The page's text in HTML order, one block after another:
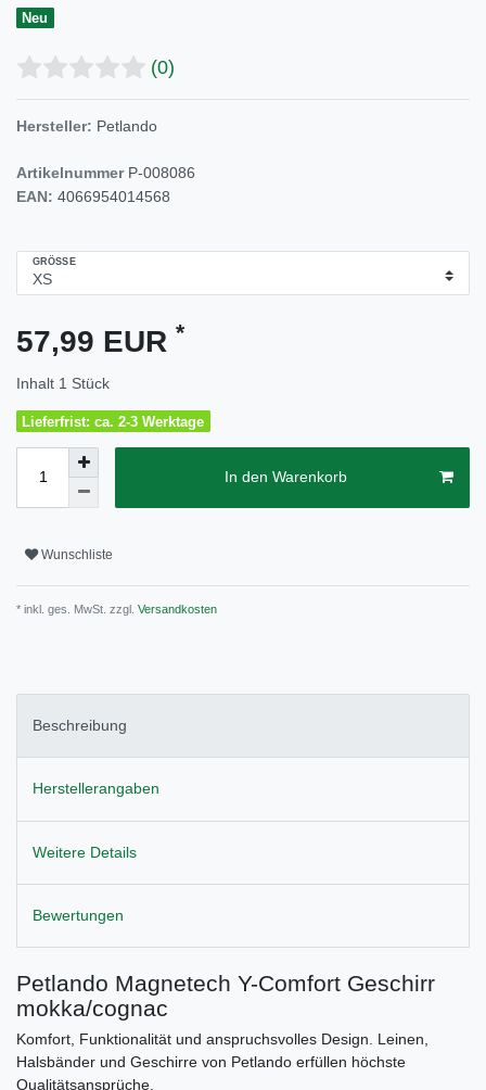
Neu
(0)
Hersteller: Petlando
Artikelnummer P-008086
EAN: 4066954014568
GRÖSSE
57,99 EUR *
Inhalt 1 Stück
Lieferfrist: ca. 2-3 Werktage
In den Warenkorb
Wunschliste
* inkl. ges. MwSt. zzgl. Versandkosten
Beschreibung
Herstellerangaben
Weitere Details
Bewertungen
Petlando Magnetech Y-Comfort Geschirr
mokka/cognac
Komfort, Funktionalität und anspruchsvolles Design. Leinen,
Halsbänder und Geschirre von Petlando erfüllen höchste
Qualitätsansprüche.